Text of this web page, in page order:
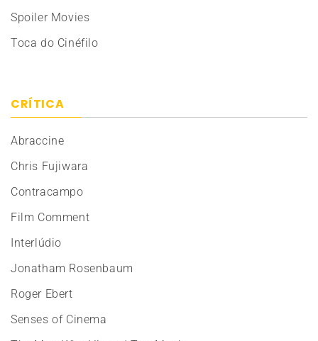
Spoiler Movies
Toca do Cinéfilo
CRÍTICA
Abraccine
Chris Fujiwara
Contracampo
Film Comment
Interlúdio
Jonatham Rosenbaum
Roger Ebert
Senses of Cinema